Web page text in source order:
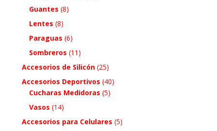
Guantes (8)
Lentes (8)
Paraguas (6)
Sombreros (11)
Accesorios de Silicón (25)
Accesorios Deportivos (40)
Cucharas Medidoras (5)
Vasos (14)
Accesorios para Celulares (5)